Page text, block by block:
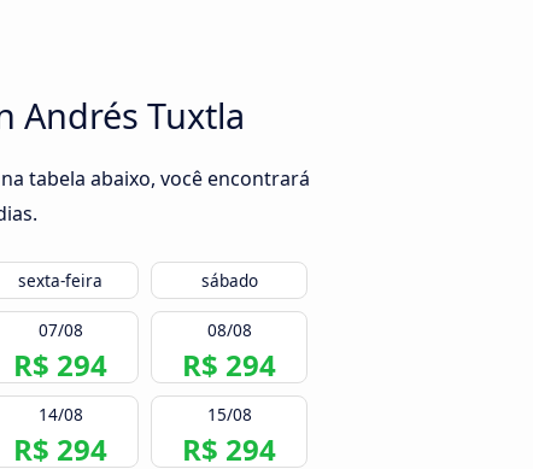
Andrés Tuxtla
tabela abaixo, você encontrará
sexta-feira sábado
07/08
R$ 294
08/08
R$ 294
14/08
R$ 294
15/08
R$ 294